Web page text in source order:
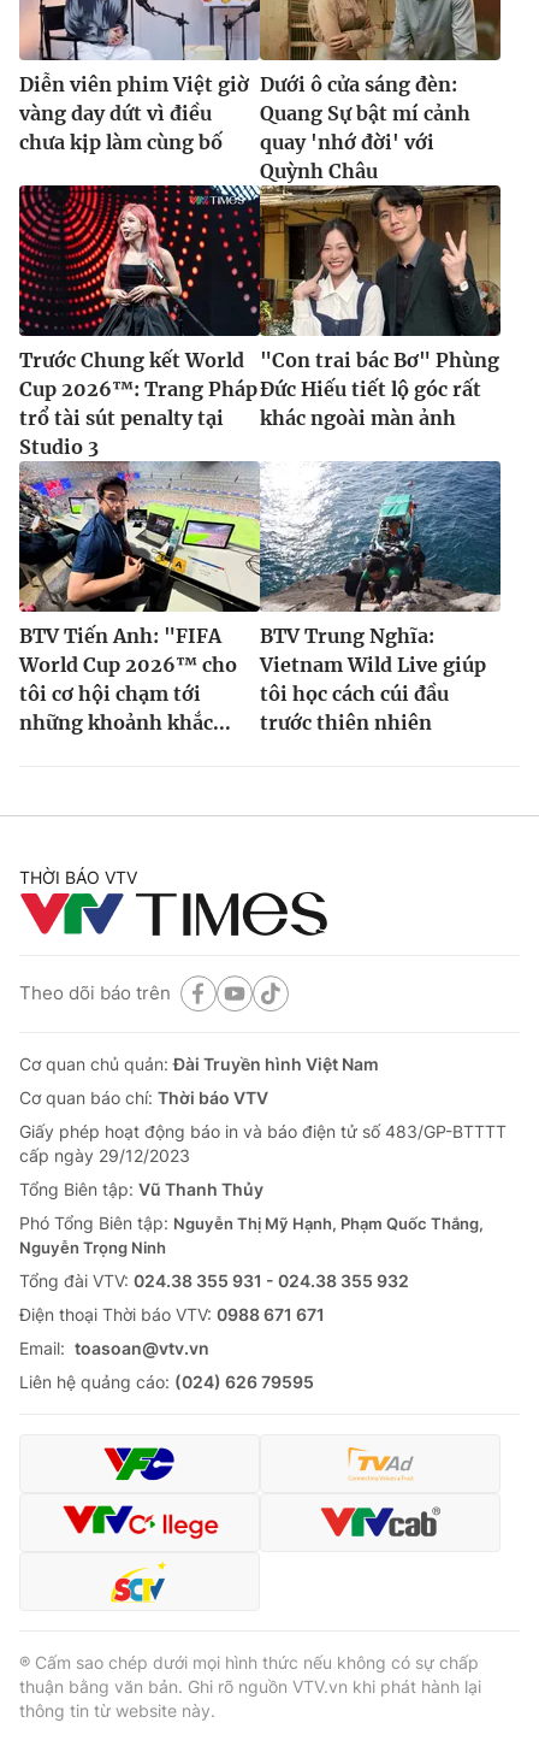
® Cấm sao chép dưới mọi hình thức nếu không có sự chấp
thuận bằng văn bản. Ghi rõ nguồn VTV.vn khi phát hành lại
thông tin từ website này.
Diễn viên phim Việt giờ
vàng day dứt vì điều
chưa kịp làm cùng bố
Dưới ô cửa sáng đèn:
Quang Sự bật mí cảnh
quay 'nhớ đời' với
Quỳnh Châu
Trước Chung kết World
Cup 2026™: Trang Pháp
trổ tài sút penalty tại
Studio 3
"Con trai bác Bơ" Phùng
Đức Hiếu tiết lộ góc rất
khác ngoài màn ảnh
BTV Tiến Anh: "FIFA
World Cup 2026™ cho
tôi cơ hội chạm tới
những khoảnh khắc...
BTV Trung Nghĩa:
Vietnam Wild Live giúp
tôi học cách cúi đầu
trước thiên nhiên
THỜI BÁO VTV
Theo dõi báo trên
Cơ quan chủ quản:Đài Truyền hình Việt Nam
Cơ quan báo chí: Thời báo VTV
Giấy phép hoạt động báo in và báo điện tử số 483/GP-BTTTT
cấp ngày 29/12/2023
Tổng Biên tập: Vũ Thanh Thủy
Phó Tổng Biên tập: Nguyễn Thị Mỹ Hạnh, Phạm Quốc Thắng,
Nguyễn Trọng Ninh
Tổng đài VTV: 024.38 355 931 - 024.38 355 932
Ðiện thoại Thời báo VTV: 0988 671 671
Email: toasoan@vtv.vn
Liên hệ quảng cáo: (024) 626 79595
® Cấm sao chép dưới mọi hình thức nếu không có sự chấp
thuận bằng văn bản. Ghi rõ nguồn VTV.vn khi phát hành lại
thông tin từ website này.